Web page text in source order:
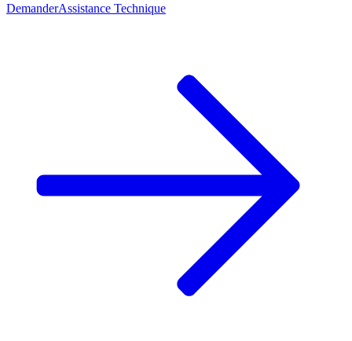
DemanderAssistance Technique